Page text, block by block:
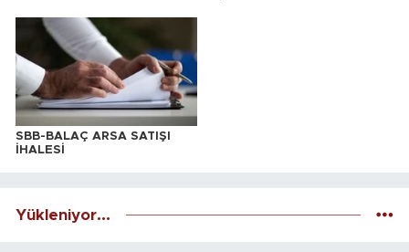
SBB-BALAÇ ARSA SATIŞI
İHALESİ
Yükleniyor...